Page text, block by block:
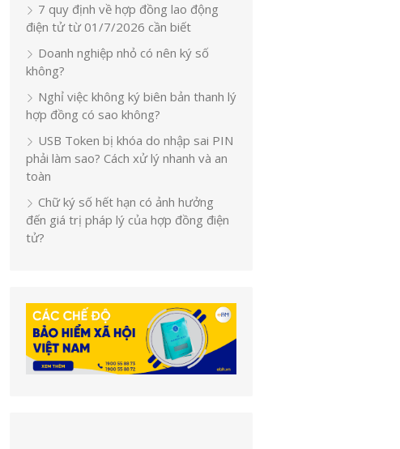
7 quy định về hợp đồng lao động
điện tử từ 01/7/2026 cần biết
Doanh nghiệp nhỏ có nên ký số
không?
Nghỉ việc không ký biên bản thanh lý
hợp đồng có sao không?
USB Token bị khóa do nhập sai PIN
phải làm sao? Cách xử lý nhanh và an
toàn
Chữ ký số hết hạn có ảnh hưởng
đến giá trị pháp lý của hợp đồng điện
tử?